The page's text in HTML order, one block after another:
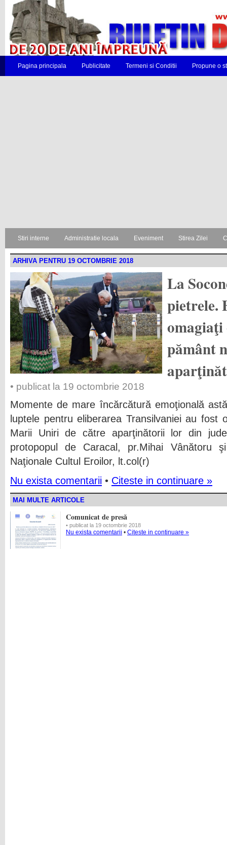
Pagina principala Publicitate Termeni si Conditii Propune o
Stiri interne Administratie locala Eveniment Stirea Zilei
ARHIVA PENTRU 19 OCTOMBRIE 2018
La
pietrele.
omagiaţi
pământ
• publicat la 19 octombrie 2018
Momente de mare încărcătură emoţională
luptele pentru eliberarea Transilvaniei au fost
Marii Uniri de către aparţinătorii lor din
protopopul de Caracal, pr.Mihai Vânătoru
Naţionale Cultul Eroilor, lt.col(r)
Nu exista comentarii • Citeste in continuare »
MAI MULTE ARTICOLE
Comunicat de presă
• publicat la 19 octombrie 2018
Nu exista comentarii • Citeste in continuare »